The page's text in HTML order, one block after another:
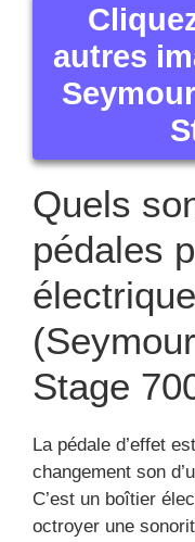
autres
Quels
pédales
Stage
La pédale d’effet
changement son
C’est un boîtier
octroyer une